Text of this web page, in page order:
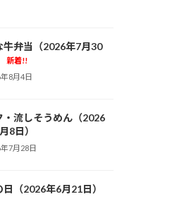
牛弁当（2026年7月30
新着!!
8月4日
・流しそうめん（2026
8日）
7月28日
日（2026年6月21日）